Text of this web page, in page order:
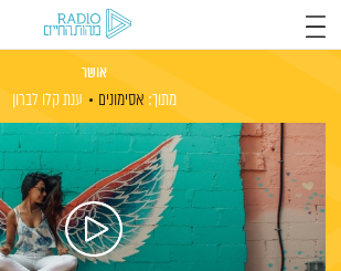
אושר
מתוך: אסימונים ענת קלו לברון